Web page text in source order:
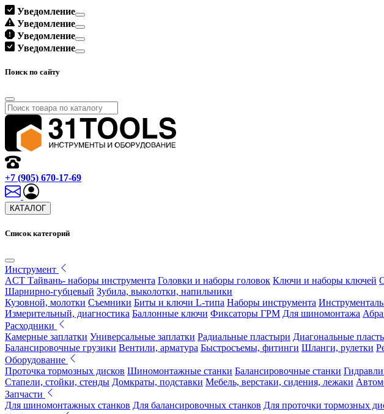
Уведомление
Уведомление
Уведомление
Уведомление
Поиск по сайту
+7 (905) 670-17-69
КАТАЛОГ
Список категорий
Инструмент
ACT Тайвань- наборы инструмента Головки и наборы головок Ключи и наборы ключей
Шарнирно-губцевый Зубила, выколотки, напильники
Кузовной, молотки Съемники Биты и ключи L-типа Наборы инструмента
Измерительный, диагностика Баллонные ключи Фиксаторы ГРМ Для шиномонтажа
Расходники
Камерные заплатки Универсальные заплатки Радиальные пластыри Диагональные
Балансировочные грузики Вентили, арматура Быстросъемы, фитинги Шланги, рулетки
Оборудование
Проточка тормозных дисков Шиномонтажные станки Балансировочные станки
Стапели, стойки, стенды Домкраты, подставки Мебель, верстаки, сидения, лежаки
Запчасти
Для шиномонтажных станков Для балансировочных станков Для проточки тормозных